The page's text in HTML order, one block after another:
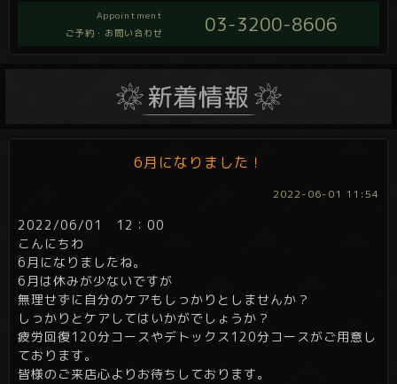
Appointment
ご予約・お問い合わせ
03-3200-8606
6月になりました！
2022-06-01 11:54
2022/06/01 12：00
こんにちわ
6月になりましたね。
6月は休みが少ないですが
無理せずに自分のケアもしっかりとしませんか？
しっかりとケアしてはいかがでしょうか？
疲労回復120分コースやデトックス120分コースがご用意し
ております。
皆様のご来店心よりお待ちしております。